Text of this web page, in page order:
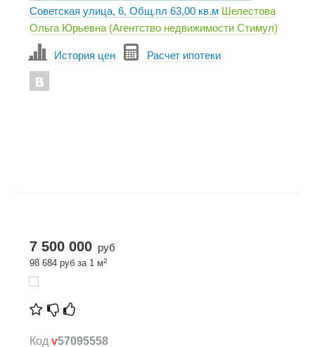
Советская улица, 6, Общ.пл 63,00 кв.м Шелестова
Ольга Юрьевна (Агентство недвижимости Стимул)
История цен Расчет ипотеки
7 500 000 руб
98 684 руб за 1 м2
Код v57095558